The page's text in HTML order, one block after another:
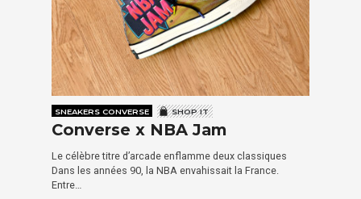
SNEAKERS CONVERSE SHOP IT
Converse x NBA Jam
Le célèbre titre d’arcade enflamme deux classiques
Dans les années 90, la NBA envahissait la France.
Entre…